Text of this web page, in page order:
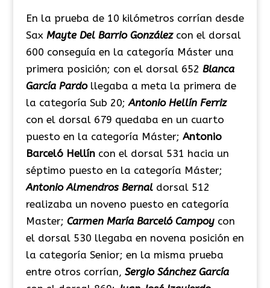
En la prueba de 10 kilómetros corrían desde
Sax Mayte Del Barrio Gonzálezcon el dorsal
600 conseguía en la categoría Máster una
primera posición; con el dorsal 652 Blanca
García Pardo llegaba a meta la primera de
la categoría Sub 20;Antonio Hellín Ferriz
con el dorsal 679 quedaba en un cuarto
puesto en la categoría Máster; Antonio
Barceló Hellín con el dorsal 531 hacia un
séptimo puesto en la categoría Máster;
Antonio Almendros Bernal dorsal 512
realizaba un noveno puesto en categoría
Master; Carmen María Barceló Campoy con
el dorsal 530 llegaba en novena posición en
la categoría Senior; en la misma prueba
entre otros corrían, Sergio Sánchez García